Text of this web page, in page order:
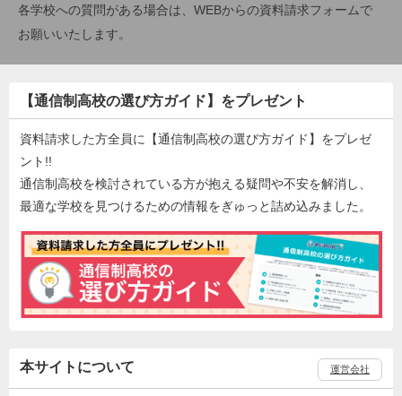
各学校への質問がある場合は、WEBからの資料請求フォームで
お願いいたします。
【通信制高校の選び方ガイド】をプレゼント
資料請求した方全員に【通信制高校の選び方ガイド】をプレゼ
ント!!
通信制高校を検討されている方が抱える疑問や不安を解消し、
最適な学校を見つけるための情報をぎゅっと詰め込みました。
本サイトについて 運営会社